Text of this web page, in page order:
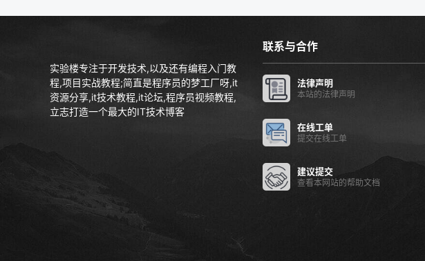
实验楼专注于开发技术,以及还有编程入门教
程,项目实战教程;简直是程序员的梦工厂呀,it
资源分享,it技术教程,it论坛,程序员视频教程,
立志打造一个最大的IT技术博客
联系与合作
法律声明
本站的法律声明
在线工单
提交在线工单
建议提交
查看本网站的帮助文档